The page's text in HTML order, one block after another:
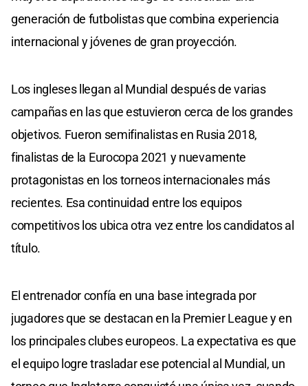
generación de futbolistas que combina experiencia
internacional y jóvenes de gran proyección.
Los ingleses llegan al Mundial después de varias
campañas en las que estuvieron cerca de los grandes
objetivos. Fueron semifinalistas en Rusia 2018,
finalistas de la Eurocopa 2021 y nuevamente
protagonistas en los torneos internacionales más
recientes. Esa continuidad entre los equipos
competitivos los ubica otra vez entre los candidatos al
título.
El entrenador confía en una base integrada por
jugadores que se destacan en la Premier League y en
los principales clubes europeos. La expectativa es que
el equipo logre trasladar ese potencial al Mundial, un